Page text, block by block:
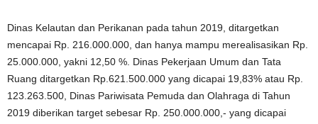
Dinas Kelautan dan Perikanan pada tahun 2019, ditargetkan
mencapai Rp. 216.000.000, dan hanya mampu merealisasikan Rp.
25.000.000, yakni 12,50 %. Dinas Pekerjaan Umum dan Tata
Ruang ditargetkan Rp.621.500.000 yang dicapai 19,83% atau Rp.
123.263.500, Dinas Pariwisata Pemuda dan Olahraga di Tahun
2019 diberikan target sebesar Rp. 250.000.000,- yang dicapai